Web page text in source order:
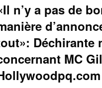
n’y a pas de
Déchirante
MC